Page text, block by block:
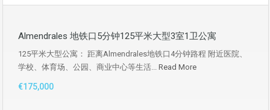
Almendrales 地铁口5分钟125平米大型3室1卫公寓
125平米大型公寓： 距离Almendrales地铁口4分钟路程 附近医院、
学校、体育场、公园、商业中心等生活... Read More
€175,000